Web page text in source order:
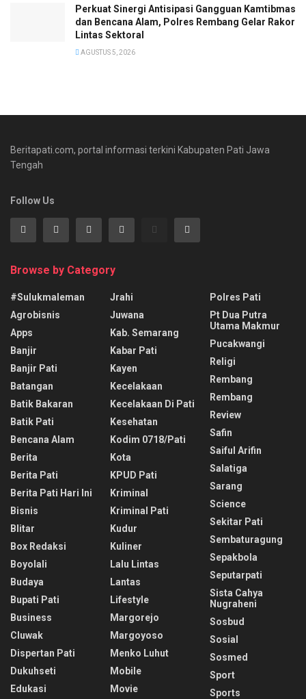
Perkuat Sinergi Antisipasi Gangguan Kamtibmas
dan Bencana Alam, Polres Rembang Gelar Rakor
Lintas Sektoral
AGUSTUS 5, 2026
Beritapati.com, portal informasi terkini Kabupaten Pati Jawa
Tengah
Follow Us
Browse by Category
#sulukmaleman
Agrobisnis
Apps
Banjir
Banjir Pati
Batangan
Batik Bakaran
Batik Pati
Bencana Alam
Berita
Berita Pati
Berita Pati Hari Ini
Bisnis
Blitar
Box Redaksi
Boyolali
Budaya
Bupati Pati
Business
Cluwak
Dispertan Pati
Dukuhseti
Edukasi
Jrahi
Juwana
Kab. Semarang
Kabar Pati
Kayen
Kecelakaan
Kecelakaan Di Pati
Kesehatan
Kodim 0718/pati
Kota
KPUD Pati
Kriminal
Kriminal Pati
Kudur
Kuliner
Lalu Lintas
Lantas
Lifestyle
Margorejo
Margoyoso
Menko Luhut
Mobile
Movie
Polres Pati
Pt Dua Putra
Utama Makmur
Pucakwangi
Religi
Rembang
Rembang
Review
Safin
Saiful Arifin
Salatiga
Sarang
Science
Sekitar Pati
Sembaturagung
Sepakbola
Seputarpati
Sista Cahya
Nugraheni
Sosbud
Sosial
Sosmed
Sport
Sports